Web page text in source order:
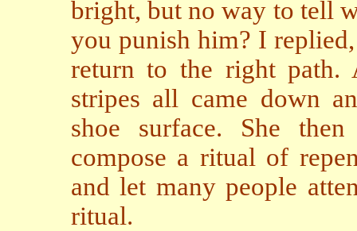
bright, but no way to tell
you punish him? I
return to the right path.
stripes all came down
shoe surface. She
compose a ritual of
and let many people
ritual.